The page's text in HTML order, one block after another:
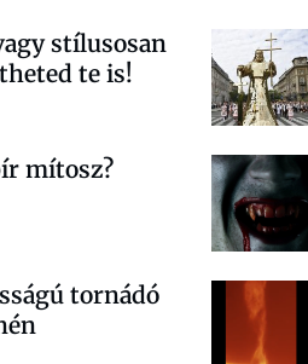
stílusosan
te is!
mítosz?
tornádó